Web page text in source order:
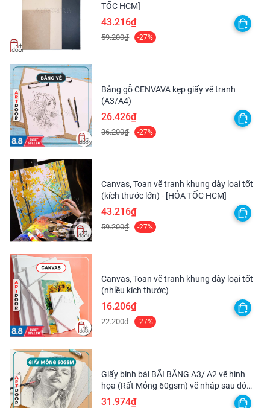
đang phát triển. TỐC HCM]
43.216₫
59.200₫ -27%
Bảng gỗ CENVAVA kẹp giấy vẽ tranh
(A3/A4)
26.426₫
36.200₫ -27%
Canvas, Toan vẽ tranh khung dày loại tốt
(kích thước lớn) - [HỎA TỐC HCM]
43.216₫
59.200₫ -27%
Canvas, Toan vẽ tranh khung dày loại tốt
(nhiều kích thước)
16.206₫
22.200₫ -27%
Giấy binh bài BÃI BẰNG A3/ A2 vẽ hình
họa (Rất Mỏng 60gsm) vẽ nháp sau đó
scan lại
31.974₫